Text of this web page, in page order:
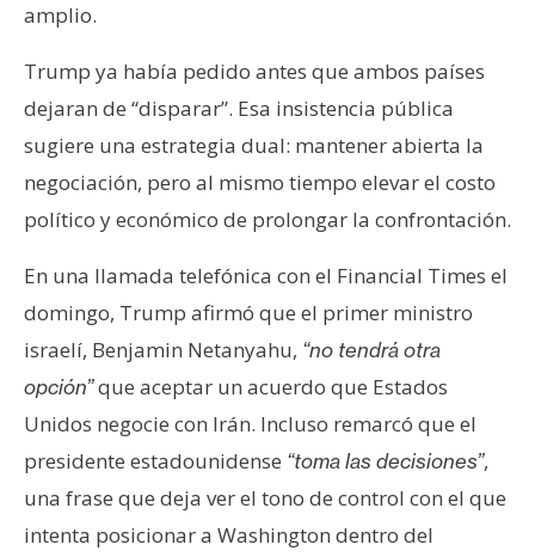
amplio.
Trump ya había pedido antes que ambos países
dejaran de “disparar”. Esa insistencia pública
sugiere una estrategia dual: mantener abierta la
negociación, pero al mismo tiempo elevar el costo
político y económico de prolongar la confrontación.
En una llamada telefónica con el Financial Times el
domingo, Trump afirmó que el primer ministro
israelí, Benjamin Netanyahu, “no tendrá otra
opción”que aceptar un acuerdo que Estados
Unidos negocie con Irán. Incluso remarcó que el
presidente estadounidense “toma las decisiones”,
una frase que deja ver el tono de control con el que
intenta posicionar a Washington dentro del